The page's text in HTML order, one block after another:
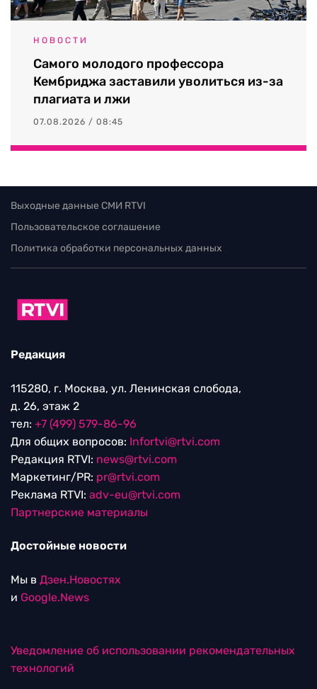
НОВОСТИ
Самого молодого профессора
Кембриджа заставили уволиться из-за
плагиата и лжи
07.08.2026 / 08:45
Выходные данные СМИ RTVI
Пользовательское соглашение
Политика обработки персональных данных
Редакция
115280, г. Москва, ул. Ленинская слобода,
д. 26, этаж 2
тел: +7 (499) 579-86-96
Для общих вопросов: Infortvi@rtvi.com
Редакция RTVI: news@rtvi.com
Маркетинг/PR: pr@rtvi.com
Реклама RTVI: adv-eu@rtvi.com
Партнерские материалы
Достойные новости
Мы в Дзен.Новостях
и Google.News
Уведомление об использовании рекомендательных
технологий